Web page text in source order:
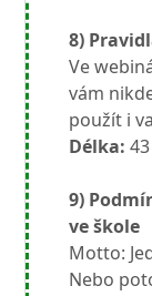
8)
Ve
vám
použít i
Délka:
9)
ve škole
Motto:
Nebo